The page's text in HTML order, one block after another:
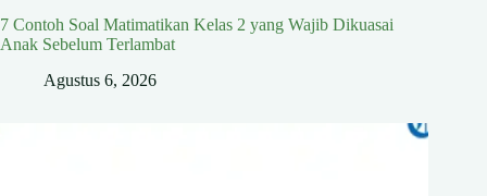
7 Contoh Soal Matimatikan Kelas 2 yang Wajib Dikuasai
Anak Sebelum Terlambat
Agustus 6, 2026